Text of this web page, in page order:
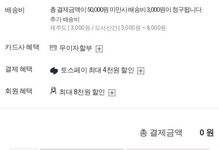
배송비 총 결제금액이 50,000원 미만시 배송비 3,000원이 청구됩니다.
추가 배송비
제주도 | 3,000원 / 도서산간 | 3,000원 ~ 8,000원
카드사 혜택 무이자할부
결제 혜택 토스페이 최대 4천원 할인
회원 혜택 최대 8천원 할인
총 결제금액 0 원